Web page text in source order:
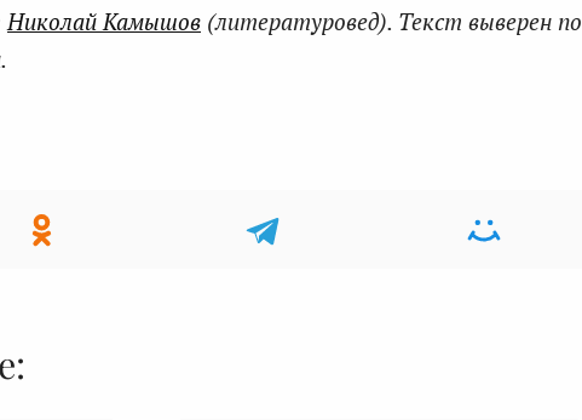
Николай Камышов (литературовед). Текст выверен по